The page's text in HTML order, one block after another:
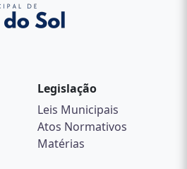
Legislação
Leis Municipais
Atos Normativos
Matérias